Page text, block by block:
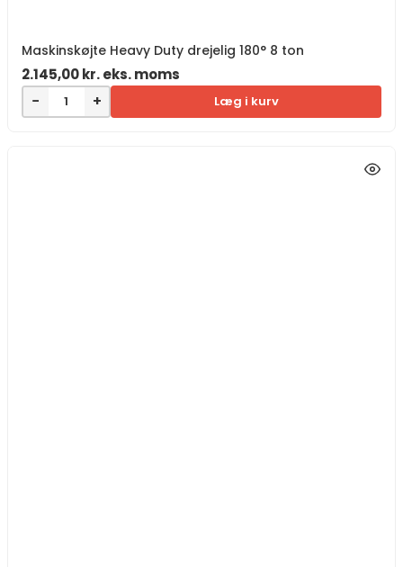
Maskinskøjte Heavy Duty drejelig 180° 8 ton
2.145,00kr.eks. moms
− + Læg i kurv